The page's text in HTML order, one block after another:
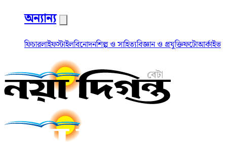
অন্যান্য
ফিচারলাইফস্টাইলবিনোদনশিল্প ও সাহিত্যবিজ্ঞান ও প্রযুক্তিফটোআর্কাইভ